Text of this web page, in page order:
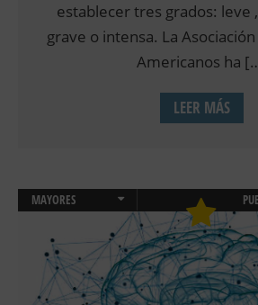
establecer tres grados: leve
grave o intensa. La
Americanos ha
LEER MÁS
MAYORES
PSICOLOGÍA CLÍNICA
SALUD